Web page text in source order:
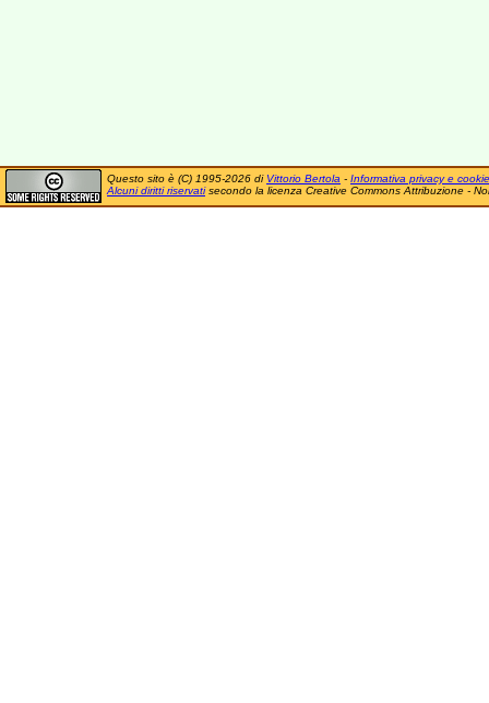
Questo sito è (C) 1995-2026 di Vittorio Bertola - Informativa privacy e cookie
Alcuni diritti riservatisecondo la licenza Creative Commons Attribuzione -